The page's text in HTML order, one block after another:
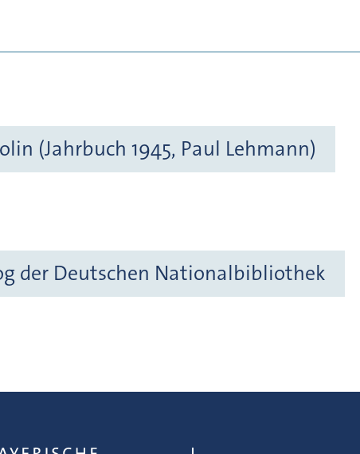
(Jahrbuch 1945, Paul Lehmann)
der Deutschen Nationalbibliothek